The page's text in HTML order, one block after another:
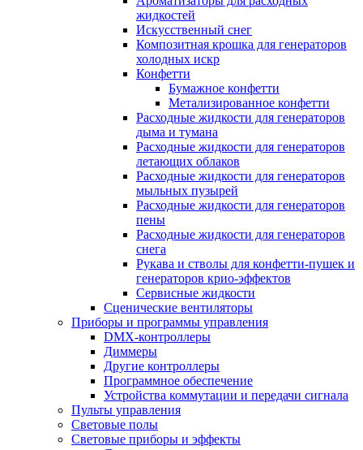
жидкостей
Искусственный снег
Композитная крошка для генераторов
холодных искр
Конфетти
Бумажное конфетти
Метализированное конфетти
Расходные жидкости для генераторов
дыма и тумана
Расходные жидкости для генераторов
летающих облаков
Расходные жидкости для генераторов
мыльных пузырей
Расходные жидкости для генераторов
пены
Расходные жидкости для генераторов
снега
Рукава и стволы для конфетти-пушек и
генераторов крио-эффектов
Сервисные жидкости
Сценические вентиляторы
Приборы и программы управления
DMX-контроллеры
Диммеры
Другие контроллеры
Программное обеспечение
Устройства коммутации и передачи сигнала
Пульты управления
Световые полы
Световые приборы и эффекты